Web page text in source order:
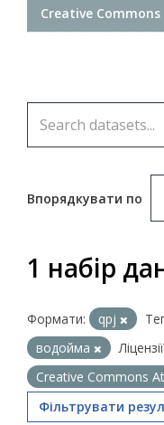
Creative Commons
Впорядкувати по
1 набір
Формати: qpj
водойма
Creative Commons
Фільтрувати